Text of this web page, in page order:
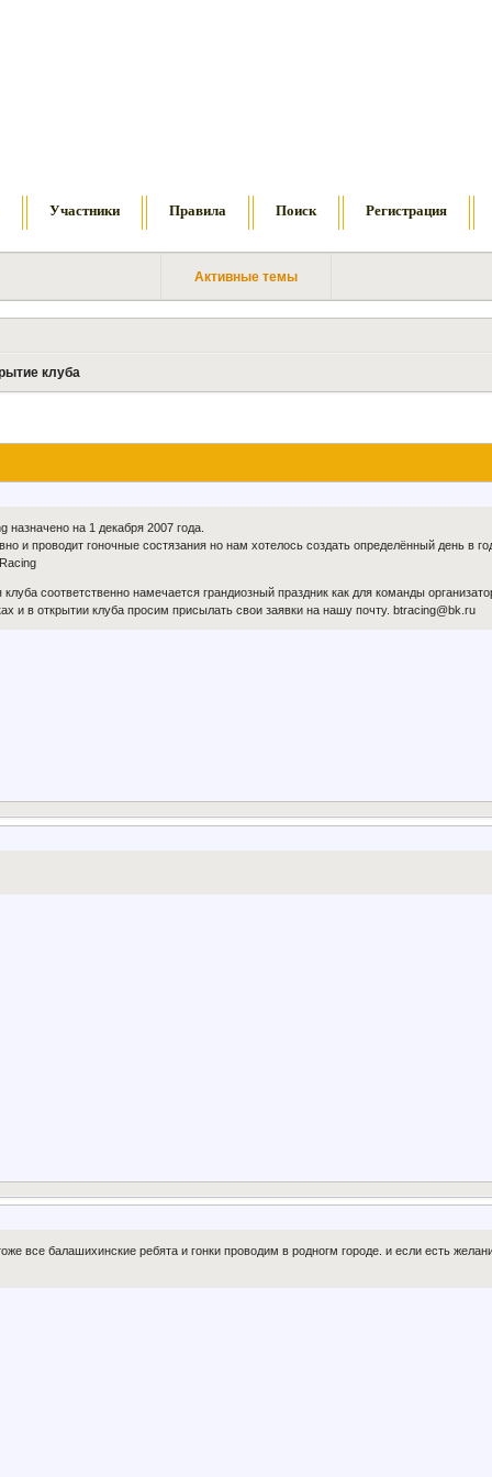
Участники Правила Поиск Регистрация
Активные темы
клуба
на 1 декабря 2007 года.
и проводит гоночные состязания но нам хотелось создать определённый день в
соответственно намечается грандиозный праздник как для команды
и в открытии клуба просим присылать свои заявки на нашу почту. btracing@bk.ru
все балашихинские ребята и гонки проводим в родногм городе. и если есть